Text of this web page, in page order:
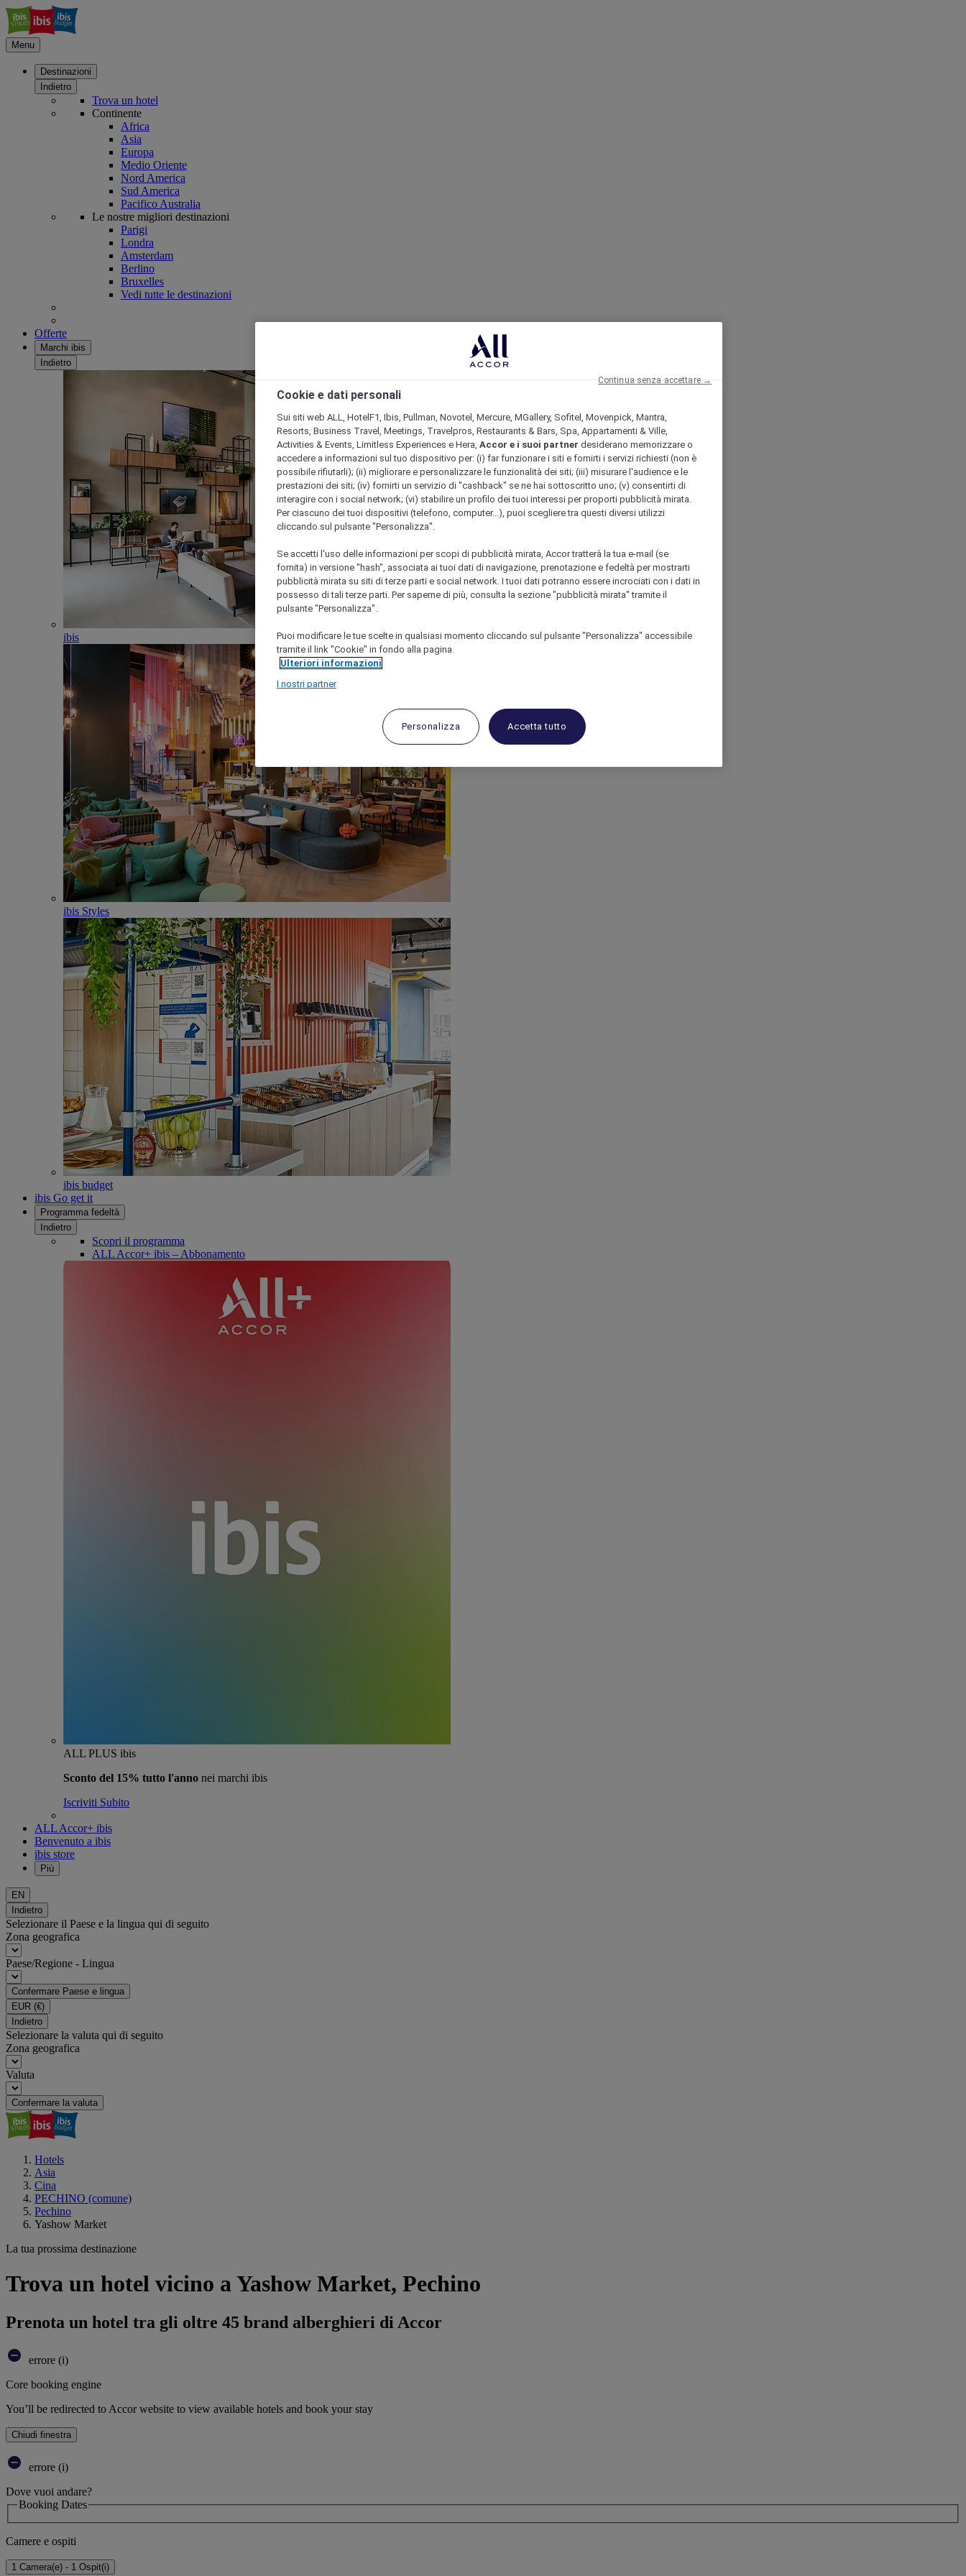
Menu
Destinazioni
Indietro
Trova un hotel
Continente
Africa
Asia
Europa
Medio Oriente
Nord America
Sud America
Pacifico Australia
Le nostre migliori destinazioni
Parigi
Londra
Amsterdam
Berlino
Bruxelles
Vedi tutte le destinazioni
Offerte
Marchi ibis
Indietro
ibis
ibis Styles
ibis budget
ibis Go get it
Programma fedeltà
Indietro
Scopri il programma
ALL Accor+ ibis – Abbonamento
ALL PLUS ibis
Sconto del 15% tutto l'anno nei marchi ibis
Iscriviti Subito
ALL Accor+ ibis
Benvenuto a ibis
ibis store
Più
EN
Indietro
Selezionare il Paese e la lingua qui di seguito
Zona geografica
Paese/Regione - Lingua
Confermare Paese e lingua
EUR (€)
Indietro
Selezionare la valuta qui di seguito
Zona geografica
Valuta
Confermare la valuta
Hotels
Asia
Cina
PECHINO (comune)
Pechino
Yashow Market
La tua prossima destinazione
Trova un hotel vicino a Yashow Market, Pechino
Prenota un hotel tra gli oltre 45 brand alberghieri di Accor
errore (i)
Core booking engine
You’ll be redirected to Accor website to view available hotels and book your stay
Chiudi finestra
errore (i)
Dove vuoi andare?
Booking Dates
Camere e ospiti
1 Camera(e) - 1 Ospit(i)
Cookie e dati personali
Sui siti web ALL, HotelF1, Ibis, Pullman, Novotel, Mercure, MGallery, Sofitel, Movenpick, Mantra,
Resorts, Business Travel, Meetings, Travelpros, Restaurants & Bars, Spa, Appartamenti & Ville,
Activities & Events, Limitless Experiences e Hera, Accor e i suoi partner desiderano memorizzare o
accedere a informazioni sul tuo dispositivo per: (i) far funzionare i siti e fornirti i servizi richiesti (non è
possibile rifiutarli); (ii) migliorare e personalizzare le funzionalità dei siti; (iii) misurare l'audience e le
prestazioni dei siti; (iv) fornirti un servizio di "cashback" se ne hai sottoscritto uno; (v) consentirti di
interagire con i social network; (vi) stabilire un profilo dei tuoi interessi per proporti pubblicità mirata.
Per ciascuno dei tuoi dispositivi (telefono, computer...), puoi scegliere tra questi diversi utilizzi
cliccando sul pulsante "Personalizza".
Se accetti l'uso delle informazioni per scopi di pubblicità mirata, Accor tratterà la tua e-mail (se
fornita) in versione "hash", associata ai tuoi dati di navigazione, prenotazione e fedeltà per mostrarti
pubblicità mirata su siti di terze parti e social network. I tuoi dati potranno essere incrociati con i dati in
possesso di tali terze parti. Per saperne di più, consulta la sezione "pubblicità mirata" tramite il
pulsante "Personalizza".
Puoi modificare le tue scelte in qualsiasi momento cliccando sul pulsante "Personalizza" accessibile
tramite il link "Cookie" in fondo alla pagina.
Ulteriori informazioni
I nostri partner
Personalizza Accetta tutto
Continua senza accettare →